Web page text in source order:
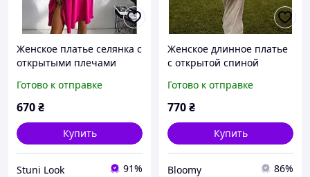
Женское платье селянка с
открытыми плечами
сиреневое, трава,
электрик)
Готово к отправке
670₴
Купить
Stuni Look 91%
Женское длинное платье
с открытой спиной
Готово к отправке
770₴
Купить
Bloomy 86%